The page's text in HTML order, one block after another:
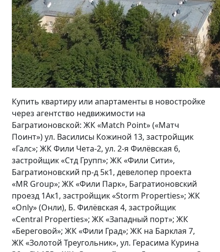
Купить квартиру или апартаменты в новостройке
через агентство недвижимости на
Багратионовской: ЖК «Match Point» («Матч
Поинт») ул. Василисы Кожиной 13, застройщик
«Галс»; ЖК Фили Чета-2, ул. 2-я Филёвская 6,
застройщик «Стд Групп»; ЖК «Фили Сити»,
Багратионовский пр-д 5к1, девелопер проекта
«MR Group»; ЖК «Фили Парк», Багратионовский
проезд 1Ак1, застройщик «Storm Properties»; ЖК
«Only» (Онли), Б. Филёвская 4, застройщик
«Central Properties»; ЖК «Западный порт»; ЖК
«Береговой»; ЖК «Фили Град»; ЖК на Барклая 7,
ЖК «Золотой Треугольник», ул. Герасима Курина